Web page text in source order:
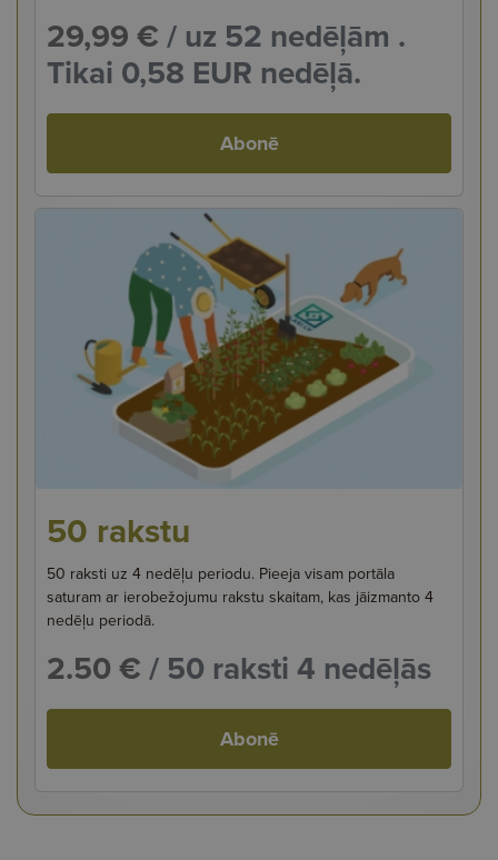
29,99 € / uz 52 nedēļām .
Tikai 0,58 EUR nedēļā.
Abonē
50 rakstu
50 raksti uz 4 nedēļu periodu. Pieeja visam portāla
saturam ar ierobežojumu rakstu skaitam, kas jāizmanto 4
nedēļu periodā.
2.50 € / 50 raksti 4 nedēļās
Abonē